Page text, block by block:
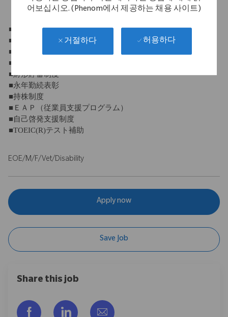
어보십시오. (Phenom에서 제공하는 채용 사이트)
거절하다 허용하다
■社会保険完備
■退職金制度
■団体保険
■定期健康診断
■財形貯蓄制度
■永年勤続表彰
■持株制度
■ＥＡＰ（従業員支援プログラム）
■自己啓発支援制度
■TOEIC(R)テスト補助
EOE/M/F/Vet/Disability
Apply now
Save Job
Share this job
Facebook을 통해 공유
LinkedIn을 통해 공유
이메일을 통해 공유